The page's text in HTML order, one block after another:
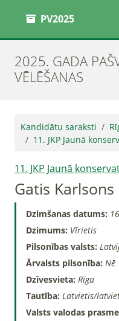
PV2025
2025. GADA
VĒLĒŠANAS
Kandidātu saraksti
11. JKP Jaunā
11. JKP Jaunā
Gatis Karlsons
Dzimšanas datums:
Dzimums: Vīrietis
Pilsonības valsts:
Ārvalsts pilsonība: Nē
Dzīvesvieta: Rīga
Tautība: Latvietis/
Valsts valodas